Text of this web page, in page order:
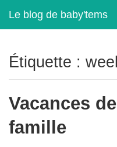
Le blog de baby'tems
Étiquette :
Vacances
famille